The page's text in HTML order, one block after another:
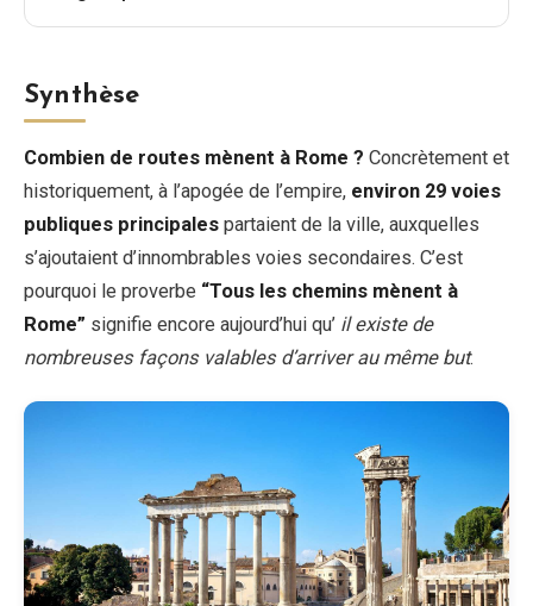
Synthèse
Combien de routes mènent à Rome ? Concrètement et
historiquement, à l’apogée de l’empire, environ 29 voies
publiques principales partaient de la ville, auxquelles
s’ajoutaient d’innombrables voies secondaires. C’est
pourquoi le proverbe “Tous les chemins mènent à
Rome” signifie encore aujourd’hui qu’ il existe de
nombreuses façons valables d’arriver au même but.